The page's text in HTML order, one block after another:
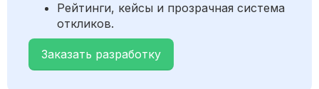
Рейтинги, кейсы и прозрачная система
откликов.
Заказать разработку